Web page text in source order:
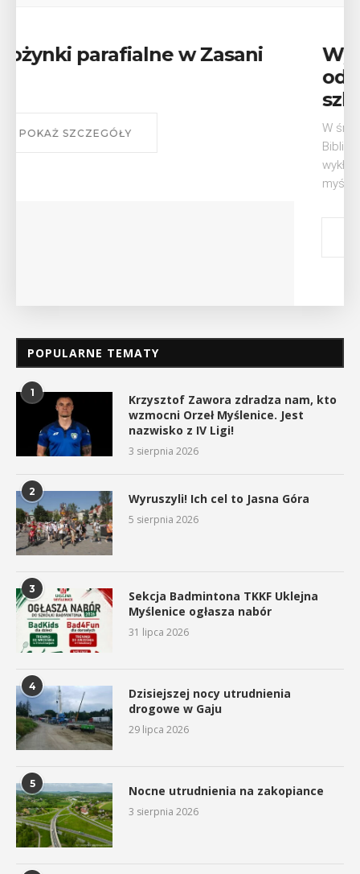
Wykład „Jak zdobyć
W środę 12 sierpnia o godz. 17 w Miejskiej
POPULARNE TEMATY
1
Krzysztof Zawora zdradza nam, kto
wzmocni Orzeł Myślenice. Jest
nazwisko z IV Ligi!
3 sierpnia 2026
2 Wyruszyli! Ich cel to Jasna Góra
5 sierpnia 2026
3
Sekcja Badmintona TKKF Uklejna
Myślenice ogłasza nabór
31 lipca 2026
4
Dzisiejszej nocy utrudnienia
drogowe w Gaju
29 lipca 2026
5 Nocne utrudnienia na zakopiance
3 sierpnia 2026